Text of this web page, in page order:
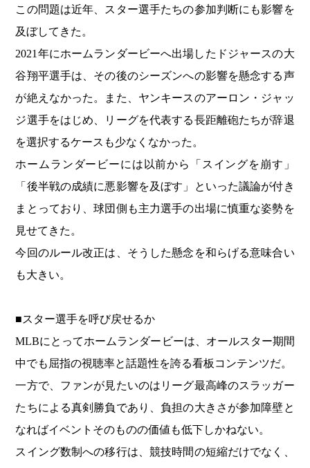
この問題は近年、スター選手たちの参加判断にも影響を
及ぼしてきた。
2021年にホームランダービーへ出場したドジャースの大
谷翔平選手は、その後のシーズンへの影響を懸念する声
が絶えなかった。また、ヤンキースのアーロン・ジャッ
ジ選手をはじめ、リーグを代表する長距離砲たちが辞退
を選択するケースも少なくなかった。
ホームランダービーには以前から「スイングを崩す」
「後半戦の成績に悪影響を及ぼす」といった議論が付き
まとっており、球団側も主力選手の出場に慎重な姿勢を
見せてきた。
今回のルール改正は、そうした懸念を和らげる意味合い
も大きい。
■スター選手を呼び戻せるか
MLBにとってホームランダービーは、オールスター期間
中でも屈指の視聴率と話題性を誇る看板コンテンツだ。
一方で、ファンが見たいのはリーグ最高峰のスラッガー
たちによる真剣勝負であり、負担の大きさが参加障壁と
なればイベントそのものの価値も低下しかねない。
スイング数制への移行は、競技時間の短縮だけでなく、